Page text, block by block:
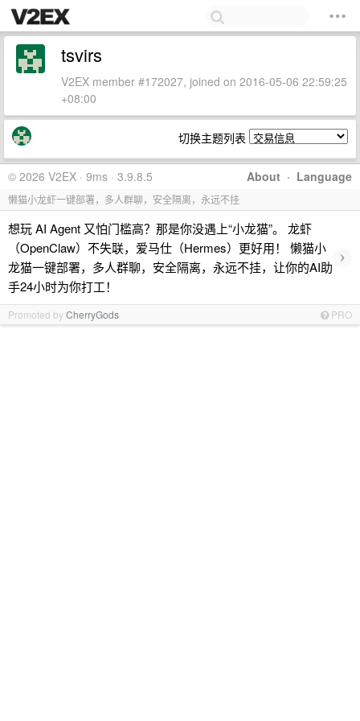
tsvirs
V2EX member #172027, joined on 2016-05-06 22:59:25
+08:00
切换主题列表
About · Language
© 2026 V2EX · 9ms · 3.9.8.5
懒猫小龙虾一键部署，多人群聊，安全隔离，永远不挂
想玩 AI Agent 又怕门槛高？那是你没遇上“小龙猫”。 龙虾
（OpenClaw）不失联，爱马仕（Hermes）更好用！ 懒猫小
龙猫一键部署，多人群聊，安全隔离，永远不挂，让你的AI助
手24小时为你打工！
›
Promoted byCherryGods PRO